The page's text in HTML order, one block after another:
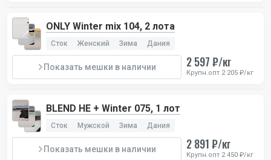
ONLY Winter mix 104, 2 лота
Сток Женский Зима Дания
Показать мешки в наличии 2 597 ₽/кг
Крупн.опт 2 205 ₽/кг
BLEND HE + Winter 075, 1 лот
Сток Мужской Зима Дания
Показать мешки в наличии 2 891 ₽/кг
Крупн.опт 2 450 ₽/кг